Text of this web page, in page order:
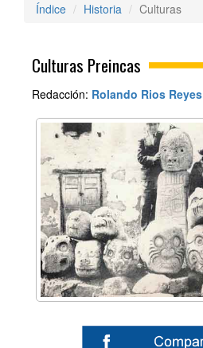
Índice Historia Culturas
Culturas Preincas
Redacción: Rolando Rios Reyes